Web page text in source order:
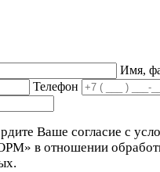
Имя,
Телефон
Ваше согласие с
в отношении